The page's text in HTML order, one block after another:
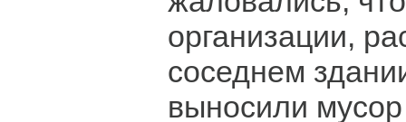
организации,
соседнем
выносили